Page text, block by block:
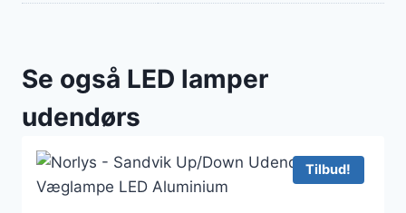
Se også LED lamper
udendørs
Tilbud!